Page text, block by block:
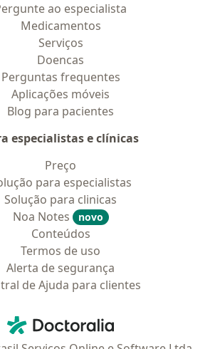
ao especialista
Medicamentos
Serviços
Doencas
Perguntas frequentes
Aplicações móveis
Blog para pacientes
especialistas e clínicas
Preço
para especialistas
Solução para clinicas
Noa Notes
novo
Conteúdos
Termos de uso
Alerta de segurança
de Ajuda para clientes
Doctoralia - Homepage